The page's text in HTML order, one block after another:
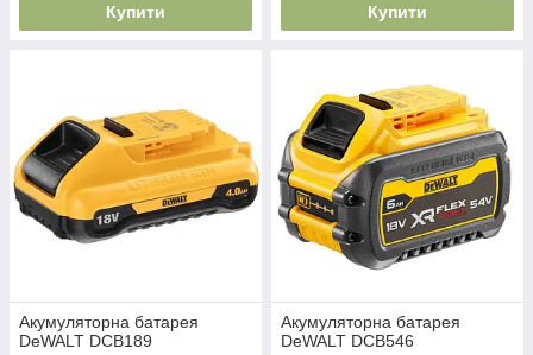
Купити Купити
Акумуляторна батарея
DeWALT DCB189
Акумуляторна батарея
DeWALT DCB546